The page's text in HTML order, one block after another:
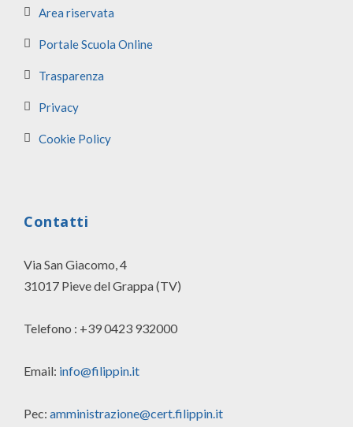
Area riservata
Portale Scuola Online
Trasparenza
Privacy
Cookie Policy
Contatti
Via San Giacomo, 4
31017 Pieve del Grappa (TV)
Telefono : +39 0423 932000
Email: info@filippin.it
Pec: amministrazione@cert.filippin.it